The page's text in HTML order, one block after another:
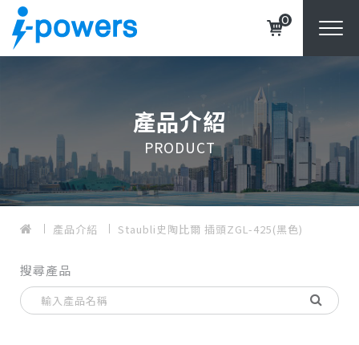
0
產品介紹
PRODUCT
產品介紹 Staubli史陶比爾 插頭ZGL-425(黑色)
搜尋產品